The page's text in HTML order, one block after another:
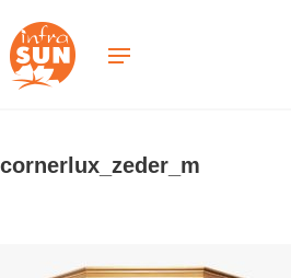
cornerlux_zeder_m